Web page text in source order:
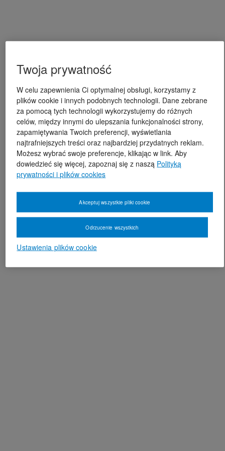
Twoja prywatność
W celu zapewnienia Ci optymalnej obsługi, korzystamy z
plików cookie i innych podobnych technologii. Dane zebrane
za pomocą tych technologii wykorzystujemy do różnych
celów, między innymi do ulepszania funkcjonalności strony,
zapamiętywania Twoich preferencji, wyświetlania
najtrafniejszych treści oraz najbardziej przydatnych reklam.
Możesz wybrać swoje preferencje, klikając w link. Aby
dowiedzieć się więcej, zapoznaj się z naszą Polityką
prywatności i plików cookies
Ustawienia plików cookie
Odrzucenie wszystkich
Akceptuj wszystkie pliki cookie